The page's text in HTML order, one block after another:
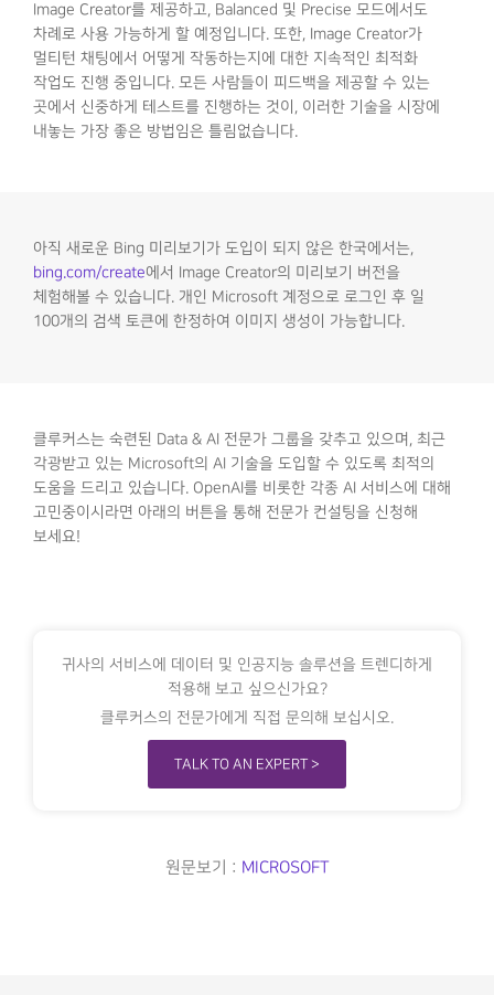
Image Creator를 제공하고, Balanced 및 Precise 모드에서도
차례로 사용 가능하게 할 예정입니다. 또한, Image Creator가
멀티턴 채팅에서 어떻게 작동하는지에 대한 지속적인 최적화
작업도 진행 중입니다. 모든 사람들이 피드백을 제공할 수 있는
곳에서 신중하게 테스트를 진행하는 것이, 이러한 기술을 시장에
내놓는 가장 좋은 방법임은 틀림없습니다.
아직 새로운 Bing 미리보기가 도입이 되지 않은 한국에서는,
bing.com/create에서 Image Creator의 미리보기 버전을
체험해볼 수 있습니다. 개인 Microsoft 계정으로 로그인 후 일
100개의 검색 토큰에 한정하여 이미지 생성이 가능합니다.
클루커스는 숙련된 Data & AI 전문가 그룹을 갖추고 있으며, 최근
각광받고 있는 Microsoft의 AI 기술을 도입할 수 있도록 최적의
도움을 드리고 있습니다. OpenAI를 비롯한 각종 AI 서비스에 대해
고민중이시라면 아래의 버튼을 통해 전문가 컨설팅을 신청해
보세요!
귀사의 서비스에 데이터 및 인공지능 솔루션을 트렌디하게
적용해 보고 싶으신가요?
클루커스의 전문가에게 직접 문의해 보십시오.
TALK TO AN EXPERT >
원문보기 : MICROSOFT